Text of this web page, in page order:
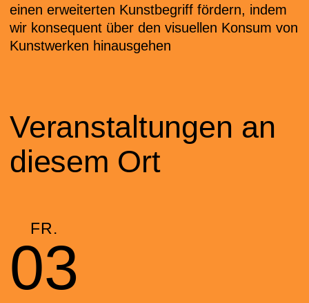
einen erweiterten Kunstbegriff fördern, indem
wir konsequent über den visuellen Konsum von
Kunstwerken hinausgehen
Veranstaltungen an
diesem Ort
FR.
03